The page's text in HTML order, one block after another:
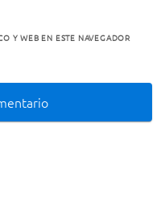
Y WEB EN ESTE NAVEGADOR